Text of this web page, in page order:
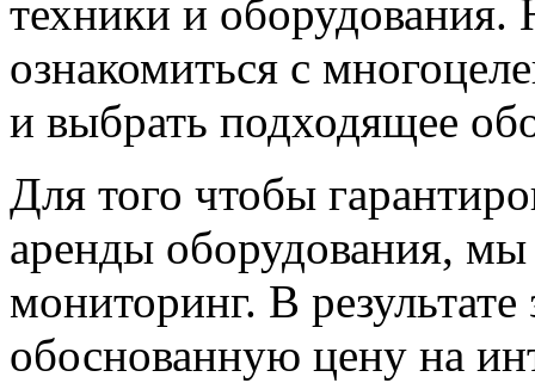
техники и
ознакомиться с
и выбрать подходящее
Для того чтобы
аренды оборудования,
мониторинг. В результате
обоснованную цену на